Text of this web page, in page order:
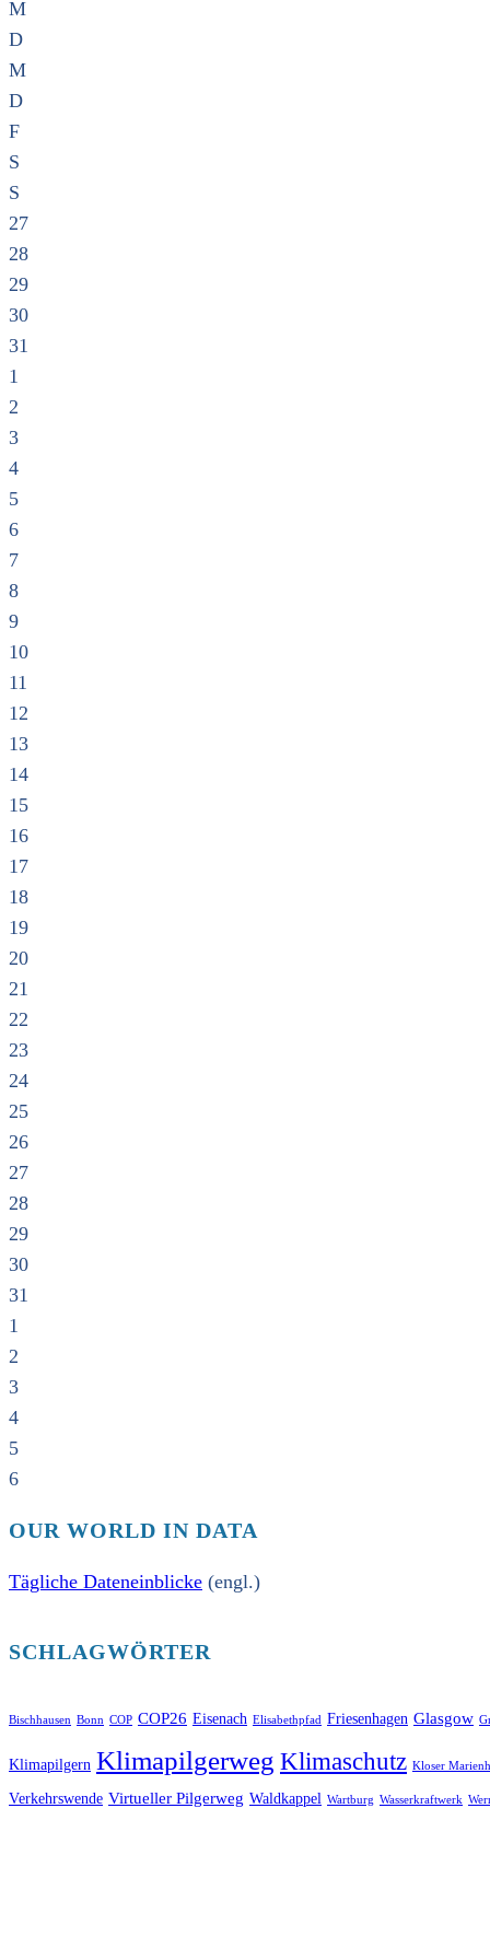
M
D
M
D
F
S
S
27
28
29
30
31
1
2
3
4
5
6
7
8
9
10
11
12
13
14
15
16
17
18
19
20
21
22
23
24
25
26
27
28
29
30
31
1
2
3
4
5
6
OUR WORLD IN DATA
Tägliche Dateneinblicke (engl.)
SCHLAGWÖRTER
Bischhausen Bonn COP COP26 Eisenach Elisabethpfad Friesenhagen Glasgow
Klimapilgern Klimapilgerweg Klimaschutz Kloser
Verkehrswende Virtueller Pilgerweg Waldkappel Wartburg Wasserkraftwerk